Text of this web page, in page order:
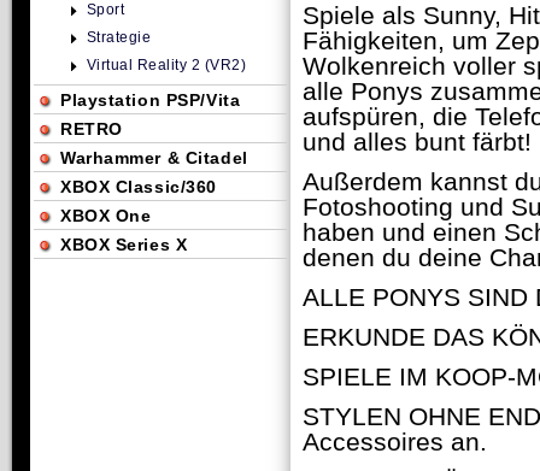
Spiele als Sunny,
Fähigkeiten, um
Wolkenreich voller
alle Ponys
aufspüren, die
und alles bunt färbt!
Außerdem kannst
Fotoshooting und
haben und einen
denen du deine
ALLE PONYS
ERKUNDE DAS
SPIELE IM KOOP-
STYLEN OHNE
Accessoires an.
Sport
Strategie
Virtual Reality 2 (VR2)
Playstation PSP/Vita
RETRO
Warhammer & Citadel
XBOX Classic/360
XBOX One
XBOX Series X